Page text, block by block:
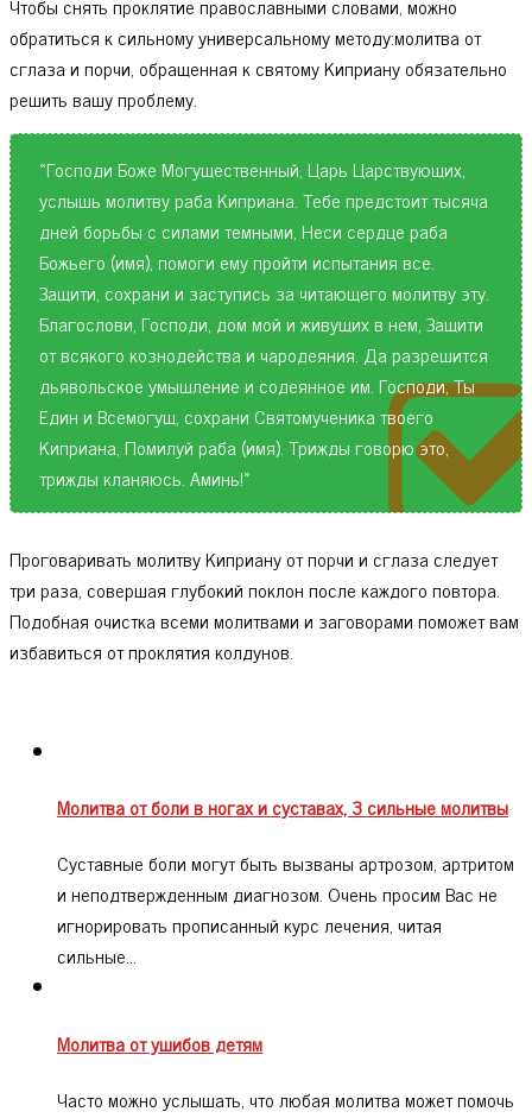
обратиться к сильному универсальному методу:молитва от
сглаза и порчи, обращенная к святому Киприану обязательно
решить вашу проблему.
«Господи Боже Могущественный, Царь Царствующих,
услышь молитву раба Киприана. Тебе предстоит тысяча
дней борьбы с силами темными, Неси сердце раба
Божьего (имя), помоги ему пройти испытания все.
Защити, сохрани и заступись за читающего молитву эту.
Благослови, Господи, дом мой и живущих в нем, Защити
от всякого кознодейства и чародеяния. Да разрешится
дьявольское умышление и содеянное им. Господи, Ты
Един и Всемогущ, сохрани Святомученика твоего
Киприана, Помилуй раба (имя). Трижды говорю это,
трижды кланяюсь. Аминь!»
Проговаривать молитву Киприану от порчи и сглаза следует
три раза, совершая глубокий поклон после каждого повтора.
Подобная очистка всеми молитвами и заговорами поможет вам
избавиться от проклятия колдунов.
Молитва от боли в ногах и суставах, 3 сильные молитвы
Суставные боли могут быть вызваны артрозом, артритом
и неподтвержденным диагнозом. Очень просим Вас не
игнорировать прописанный курс лечения, читая
сильные…
Молитва от ушибов детям
Часто можно услышать, что любая молитва может помочь